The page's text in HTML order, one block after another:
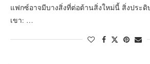
แฟกซ์อาจมีบางสิ่งที่ต่อต้านสิ่งใหม่นี้ สิ่งประ
เขา: …